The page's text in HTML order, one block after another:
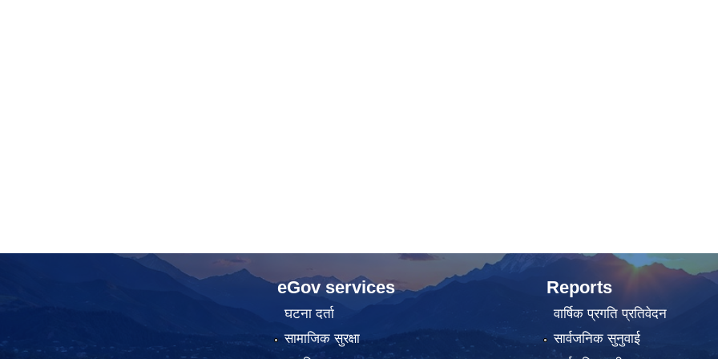
eGov services
घटना दर्ता
सामाजिक सुरक्षा
Reports
वार्षिक प्रगति प्रतिवेदन
सार्वजनिक सुनुवाई